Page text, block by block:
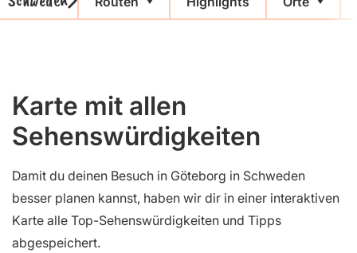
Karte mit allen
Sehenswürdigkeiten
Damit du deinen Besuch in Göteborg in Schweden
besser planen kannst, haben wir dir in einer interaktiven
Karte alle Top-Sehenswürdigkeiten und Tipps
abgespeichert.